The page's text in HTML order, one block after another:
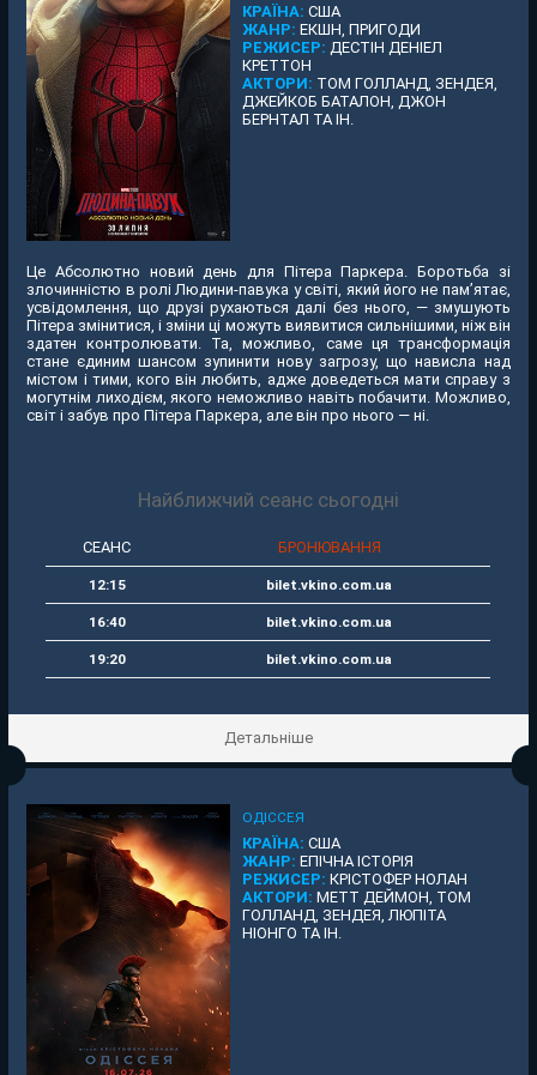
КРАЇНА: США
ЖАНР: ЕКШН, ПРИГОДИ
РЕЖИСЕР: ДЕСТІН ДЕНІЕЛ
КРЕТТОН
АКТОРИ: ТОМ ГОЛЛАНД, ЗЕНДЕЯ,
ДЖЕЙКОБ БАТАЛОН, ДЖОН
БЕРНТАЛ ТА ІН.
Це Абсолютно новий день для Пітера Паркера. Боротьба зі
злочинністю в ролі Людини-павука у світі, який його не пам’ятає,
усвідомлення, що друзі рухаються далі без нього, — змушують
Пітера змінитися, і зміни ці можуть виявитися сильнішими, ніж він
здатен контролювати. Та, можливо, саме ця трансформація
стане єдиним шансом зупинити нову загрозу, що нависла над
містом і тими, кого він любить, адже доведеться мати справу з
могутнім лиходієм, якого неможливо навіть побачити. Можливо,
світ і забув про Пітера Паркера, але він про нього — ні.
Найближчий сеанс сьогодні
СЕАНС БРОНЮВАННЯ
12:15 bilet.vkino.com.ua
16:40 bilet.vkino.com.ua
19:20 bilet.vkino.com.ua
Детальніше
ОДІССЕЯ
КРАЇНА: США
ЖАНР: ЕПІЧНА ІСТОРІЯ
РЕЖИСЕР: КРІСТОФЕР НОЛАН
АКТОРИ: МЕТТ ДЕЙМОН, ТОМ
ГОЛЛАНД, ЗЕНДЕЯ, ЛЮПІТА
НІОНГО ТА ІН.